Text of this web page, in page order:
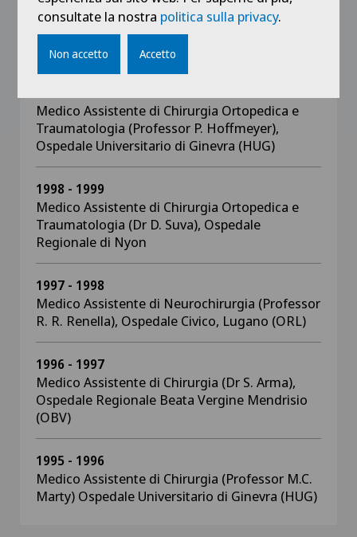
Capo Clinica di Ortopedia Pediatrica (Professor
A. Kaelin), Ospedale Universitario di Ginevra
(HUG)
Medico Assistente di Chirurgia Ortopedica e
Traumatologia (Professor P. Hoffmeyer),
Ospedale Universitario di Ginevra (HUG)
1998 - 1999
Medico Assistente di Chirurgia Ortopedica e
Traumatologia (Dr D. Suva), Ospedale
Regionale di Nyon
1997 - 1998
Medico Assistente di Neurochirurgia (Professor
R. R. Renella), Ospedale Civico, Lugano (ORL)
1996 - 1997
Medico Assistente di Chirurgia (Dr S. Arma),
Ospedale Regionale Beata Vergine Mendrisio
(OBV)
1995 - 1996
Medico Assistente di Chirurgia (Professor M.C.
Marty) Ospedale Universitario di Ginevra (HUG)
consultate la nostra politica sulla privacy.
Non accetto Accetto